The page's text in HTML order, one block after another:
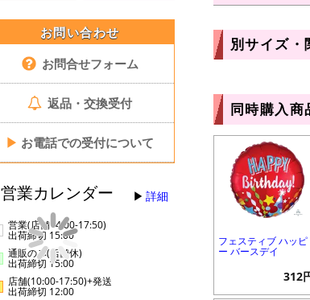
お問い合わせ
お問合せフォーム
返品・交換受付
▶ お電話での受付について
営業カレンダー 詳細
営業(店舗14:00-17:50)
出荷締切 15:00
通販のみ(店舗休)
出荷締切 15:00
店舗(10:00-17:50)+発送
出荷締切 12:00
別サイズ・
同時購入商
フェスティブ ハッピ
ー バースデイ
312